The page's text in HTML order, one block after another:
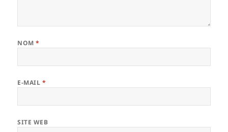
NOM*
E-MAIL *
SITE WEB